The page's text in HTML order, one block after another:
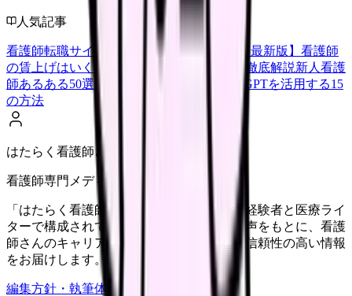
人気記事
看護師転職サイトランキングTOP5【2026年最新版】 看護師
の賃上げはいくら？2026年度の最新情報を徹底解説新人看護
師あるある50選【共感必至】
看護師がChatGPTを活用する15
の方法
はたらく看護師さん編集部
看護師専門メディア
「はたらく看護師さん」編集部は、看護師経験者と医療ライ
ターで構成されています。現場のリアルな声をもとに、看護
師さんのキャリア・転職・働き方に関する信頼性の高い情報
をお届けします。
編集方針・執筆体制・監修体制を見る